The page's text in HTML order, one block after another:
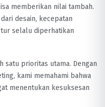
memberikan nilai tambah.
desain, kecepatan
selalu diperhatikan
satu prioritas utama. Dengan
kami memahami bahwa
menentukan kesuksesan